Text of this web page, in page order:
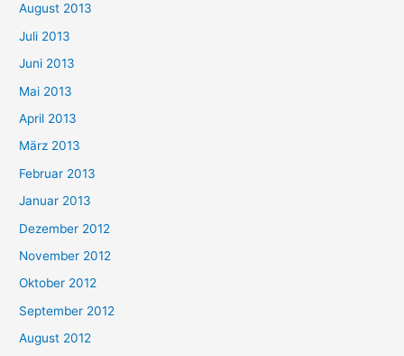
August 2013
Juli 2013
Juni 2013
Mai 2013
April 2013
März 2013
Februar 2013
Januar 2013
Dezember 2012
November 2012
Oktober 2012
September 2012
August 2012